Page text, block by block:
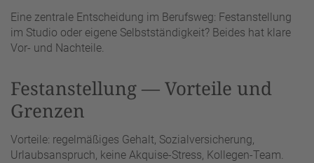
Eine zentrale Entscheidung im Berufsweg: Festanstellung
im Studio oder eigene Selbstständigkeit? Beides hat klare
Vor- und Nachteile.
Festanstellung — Vorteile und
Grenzen
Vorteile: regelmäßiges Gehalt, Sozialversicherung,
Urlaubsanspruch, keine Akquise-Stress, Kollegen-Team.